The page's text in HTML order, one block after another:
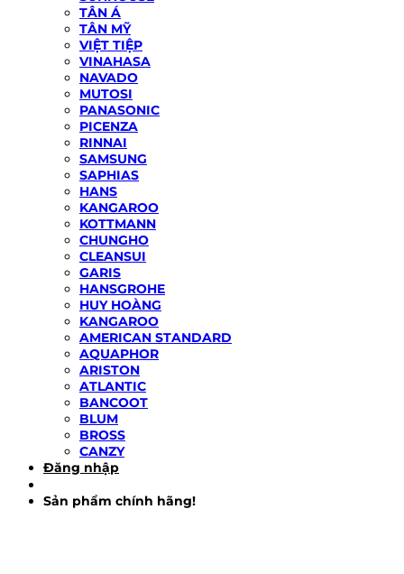
TÂN Á
TÂN MỸ
VIỆT TIỆP
VINAHASA
NAVADO
MUTOSI
PANASONIC
PICENZA
RINNAI
SAMSUNG
SAPHIAS
HANS
KANGAROO
KOTTMANN
CHUNGHO
CLEANSUI
GARIS
HANSGROHE
HUY HOÀNG
KANGAROO
AMERICAN STANDARD
AQUAPHOR
ARISTON
ATLANTIC
BANCOOT
BLUM
BROSS
CANZY
Đăng nhập
Sản phẩm chính hãng!